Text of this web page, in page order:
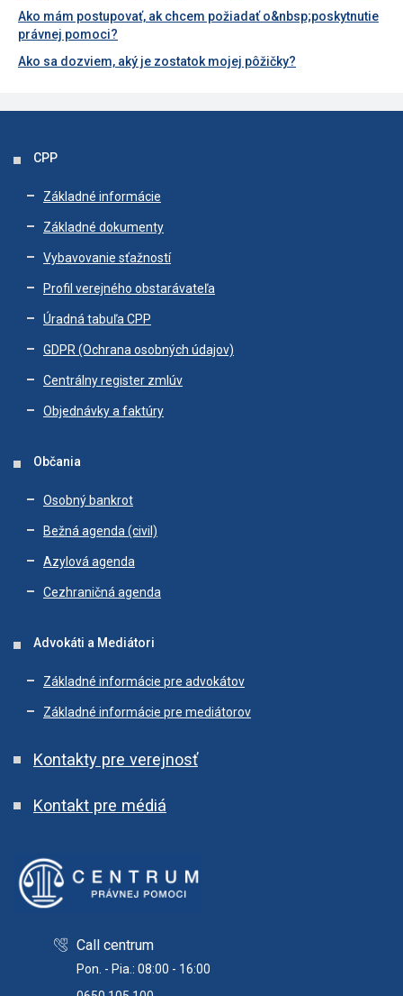
Ako mám postupovať, ak chcem požiadať o&nbsp;poskytnutie
právnej pomoci?
Ako sa dozviem, aký je zostatok mojej pôžičky?
CPP
Základné informácie
Základné dokumenty
Vybavovanie sťažností
Profil verejného obstarávateľa
Úradná tabuľa CPP
GDPR (Ochrana osobných údajov)
Centrálny register zmlúv
Objednávky a faktúry
Občania
Osobný bankrot
Bežná agenda (civil)
Azylová agenda
Cezhraničná agenda
Advokáti a Mediátori
Základné informácie pre advokátov
Základné informácie pre mediátorov
Kontakty pre verejnosť
Kontakt pre médiá
Call centrum
Pon. - Pia.: 08:00 - 16:00